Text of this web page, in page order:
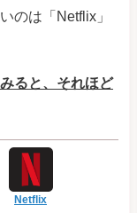
のは「 Netflix 」
ると、それほど
Netflix